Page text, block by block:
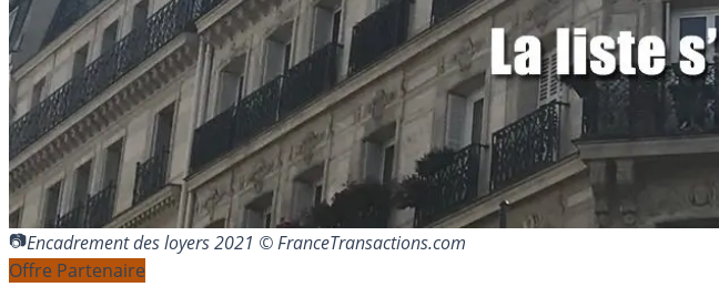
Encadrement des loyers 2021 © FranceTransactions.com
Offre Partenaire